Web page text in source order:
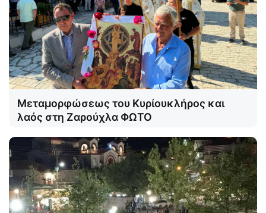
Μεταμορφώσεως του Κυρίουκλήρος και
λαός στη Ζαρούχλα ΦΩΤΟ